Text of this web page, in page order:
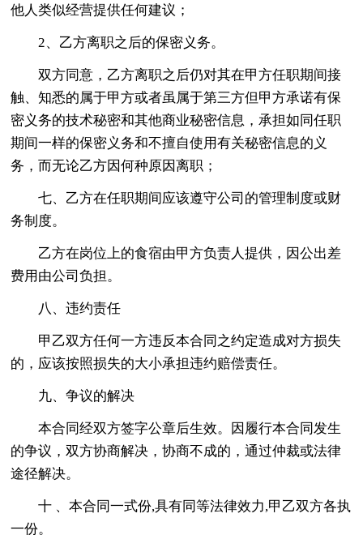
他人类似经营提供任何建议；
2、乙方离职之后的保密义务。
双方同意，乙方离职之后仍对其在甲方任职期间接
触、知悉的属于甲方或者虽属于第三方但甲方承诺有保
密义务的技术秘密和其他商业秘密信息，承担如同任职
期间一样的保密义务和不擅自使用有关秘密信息的义
务，而无论乙方因何种原因离职；
七、乙方在任职期间应该遵守公司的管理制度或财
务制度。
乙方在岗位上的食宿由甲方负责人提供，因公出差
费用由公司负担。
八、违约责任
甲乙双方任何一方违反本合同之约定造成对方损失
的，应该按照损失的大小承担违约赔偿责任。
九、争议的解决
本合同经双方签字公章后生效。因履行本合同发生
的争议，双方协商解决，协商不成的，通过仲裁或法律
途径解决。
十 、本合同一式份,具有同等法律效力,甲乙双方各执
一份。